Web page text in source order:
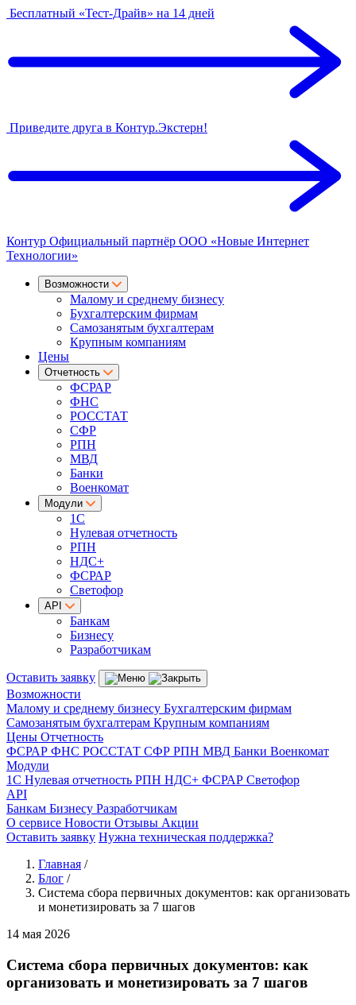
Бесплатный «Тест-Драйв» на 14 дней
Приведите друга в Контур.Экстерн!
Контур Официальный партнёр ООО «Новые Интернет
Технологии»
Возможности
Малому и среднему бизнесу
Бухгалтерским фирмам
Самозанятым бухгалтерам
Крупным компаниям
Цены
Отчетность
ФСРАР
ФНС
РОССТАТ
СФР
РПН
МВД
Банки
Военкомат
Модули
1С
Нулевая отчетность
РПН
НДС+
ФСРАР
Светофор
API
Банкам
Бизнесу
Разработчикам
Оставить заявку
Возможности
Малому и среднему бизнесу Бухгалтерским фирмам
Самозанятым бухгалтерам Крупным компаниям
Цены Отчетность
ФСРАР ФНС РОССТАТ СФР РПН МВД Банки Военкомат
Модули
1С Нулевая отчетность РПН НДС+ ФСРАР Светофор
API
Банкам Бизнесу Разработчикам
О сервисе Новости Отзывы Акции
Оставить заявку Нужна техническая поддержка?
Главная /
Блог /
Система сбора первичных документов: как организовать
и монетизировать за 7 шагов
14 мая 2026
Система сбора первичных документов: как
организовать и монетизировать за 7 шагов